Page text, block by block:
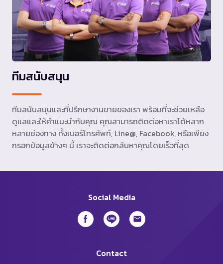
ทีมสนับสนุน
ทีมสนับสนุนและที่ปรึกษางานขายของเรา พร้อมที่จะช่วยเหลือ
ดูแลและให้คำแนะนำกับคุณ คุณสามารถติดต่อหาเราได้หลาก
หลายช่องทาง ทั้งเบอร์โทรศัพท์, Line@, Facebook, หรือเพียง
กรอกข้อมูลข้างๆ นี้ เราจะติดต่อกลับหาคุณโดยเร็วที่สุด
Social Media
Contact